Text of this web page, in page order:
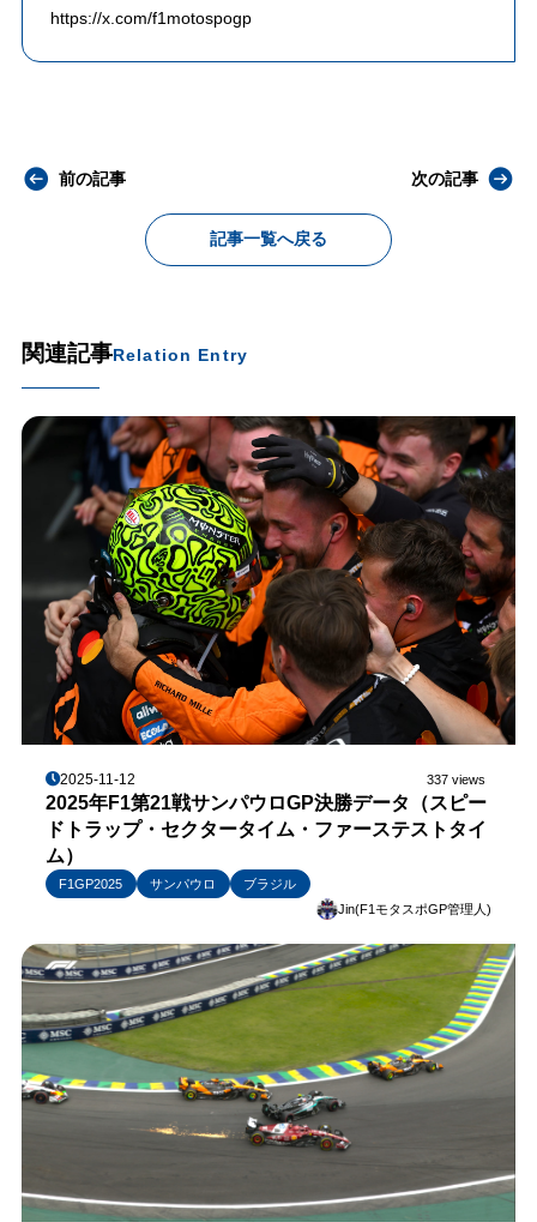
https://x.com/f1motospogp
前の記事
記事一覧へ戻る
次の記事
関連記事Relation Entry
2025-11-12 337 views
2025年F1第21戦サンパウロGP決勝データ（スピー
ドトラップ・セクタータイム・ファーステストタイ
ム）
F1GP2025 サンパウロ
ブラジル
Jin(F1モタスポGP管理人)